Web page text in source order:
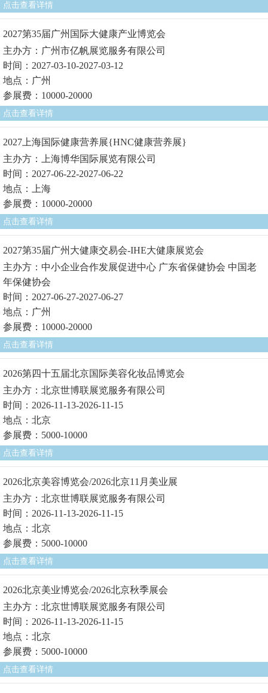
点击查看详情
2027第35届广州国际大健康产业博览会
主办方：广州市亿帆展览服务有限公司
时间：2027-03-10-2027-03-12
地点：广州
参展费：10000-20000
点击查看详情
2027上海国际健康营养展{HNC健康营养展}
主办方：上海博华国际展览有限公司
时间：2027-06-22-2027-06-22
地点：上海
参展费：10000-20000
点击查看详情
2027第35届广州大健康交易会-IHE大健康展览会
主办方：中小企业合作发展促进中心 广东省保健协会 中国老
年保健协会
时间：2027-06-27-2027-06-27
地点：广州
参展费：10000-20000
点击查看详情
2026第四十五届北京国际美容化妆品博览会
主办方：北京世博联展览服务有限公司
时间：2026-11-13-2026-11-15
地点：北京
参展费：5000-10000
点击查看详情
2026北京美容博览会/2026北京11月美业展
主办方：北京世博联展览服务有限公司
时间：2026-11-13-2026-11-15
地点：北京
参展费：5000-10000
点击查看详情
2026北京美业博览会/2026北京秋季展会
主办方：北京世博联展览服务有限公司
时间：2026-11-13-2026-11-15
地点：北京
参展费：5000-10000
点击查看详情